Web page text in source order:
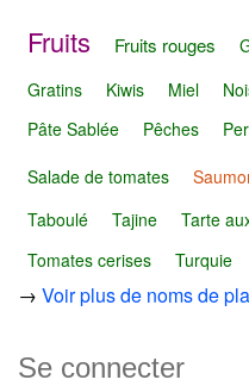
Fruits Fruits rouges
Gratins Kiwis Miel
Pâte Sablée
Pêches
Salade de tomates
Taboulé Tajine Tarte
Tomates cerises
Turquie
→ Voir plus de noms de
Se connecter